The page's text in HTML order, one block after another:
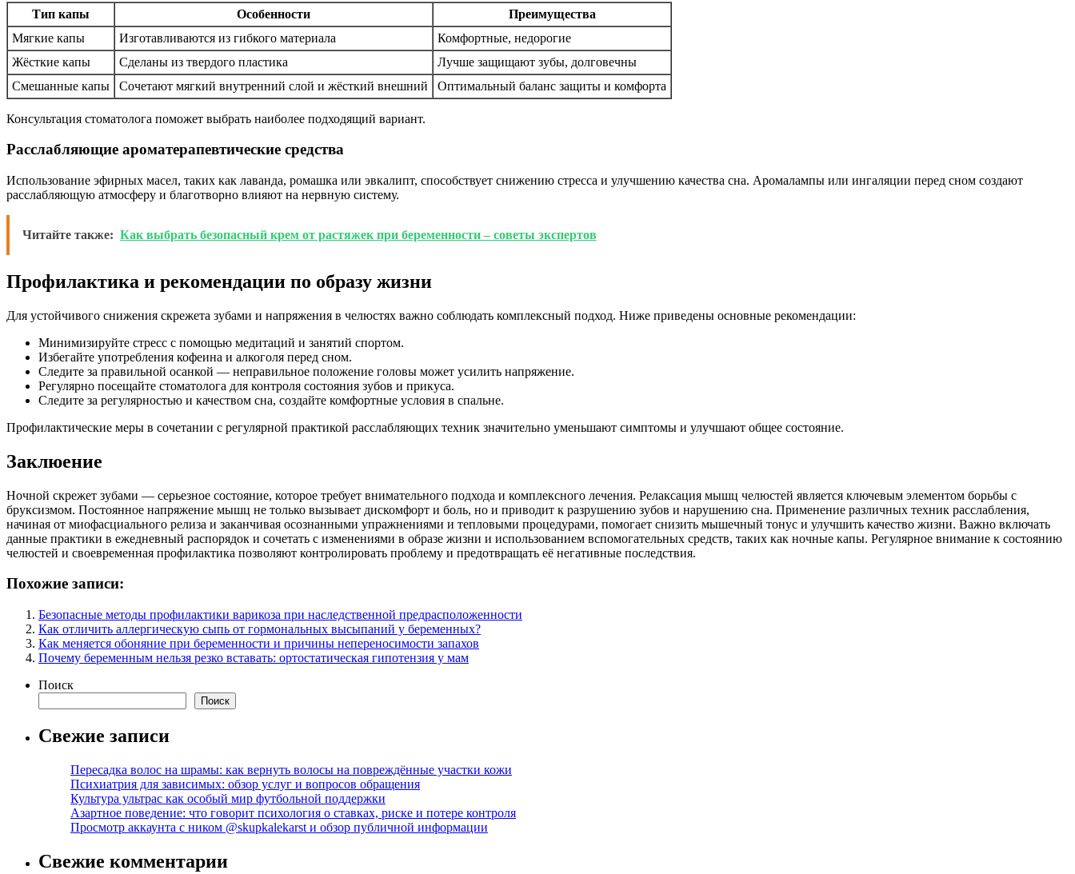
Тип капы Особенности
Преимущества
Мягкие капы
Изготавливаются из гибкого материала
Комфортные, недорогие
Жёсткие капы
Сделаны из твердого пластика
Лучше защищают зубы, долговечны
Смешанные капы
Сочетают мягкий внутренний слой и жёсткий внешний Оптимальный баланс защиты и комфорта
Консультация стоматолога поможет выбрать наиболее подходящий вариант.
Расслабляющие ароматерапевтические средства
Использование эфирных масел, таких как лаванда, ромашка или эвкалипт, способствует снижению стресса и улучшению качества сна. Аромалампы или ингаляции перед сном создают
расслабляющую атмосферу и благотворно влияют на нервную систему.
Читайте также: Как выбрать безопасный крем от растяжек при беременности – советы экспертов
Профилактика и рекомендации по образу жизни
Для устойчивого снижения скрежета зубами и напряжения в челюстях важно соблюдать комплексный подход. Ниже приведены основные рекомендации:
Минимизируйте стресс с помощью медитаций и занятий спортом.
Избегайте употребления кофеина и алкоголя перед сном.
Следите за правильной осанкой — неправильное положение головы может усилить напряжение.
Регулярно посещайте стоматолога для контроля состояния зубов и прикуса.
Следите за регулярностью и качеством сна, создайте комфортные условия в спальне.
Профилактические меры в сочетании с регулярной практикой расслабляющих техник значительно уменьшают симптомы и улучшают общее состояние.
Заклюение
Ночной скрежет зубами — серьезное состояние, которое требует внимательного подхода и комплексного лечения. Релаксация мышц челюстей является ключевым элементом борьбы с
бруксизмом. Постоянное напряжение мышц не только вызывает дискомфорт и боль, но и приводит к разрушению зубов и нарушению сна. Применение различных техник расслабления,
начиная от миофасциального релиза и заканчивая осознанными упражнениями и тепловыми процедурами, помогает снизить мышечный тонус и улучшить качество жизни. Важно включать
данные практики в ежедневный распорядок и сочетать с изменениями в образе жизни и использованием вспомогательных средств, таких как ночные капы. Регулярное внимание к состоянию
челюстей и своевременная профилактика позволяют контролировать проблему и предотвращать её негативные последствия.
Похожие записи:
Безопасные методы профилактики варикоза при наследственной предрасположенности
Как отличить аллергическую сыпь от гормональных высыпаний у беременных?
Как меняется обоняние при беременности и причины непереносимости запахов
Почему беременным нельзя резко вставать: ортостатическая гипотензия у мам
Поиск
Поиск
Свежие записи
Пересадка волос на шрамы: как вернуть волосы на повреждённые участки кожи
Психиатрия для зависимых: обзор услуг и вопросов обращения
Культура ультрас как особый мир футбольной поддержки
Азартное поведение: что говорит психология о ставках, риске и потере контроля
Просмотр аккаунта с ником @skupkalekarst и обзор публичной информации
Свежие комментарии